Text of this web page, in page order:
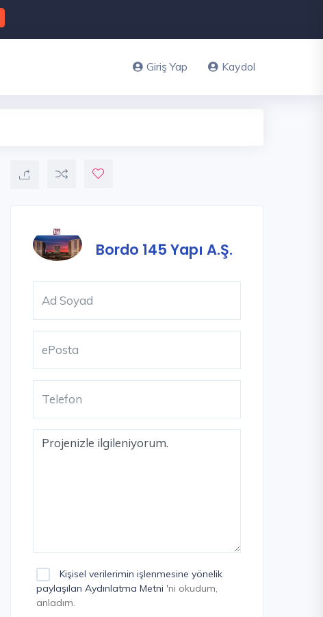
Giriş Yap Kaydol
Bordo 145 Yapı A.Ş.
Kişisel verilerimin işlenmesine yönelik
paylaşılan Aydınlatma Metni 'ni okudum,
anladım.